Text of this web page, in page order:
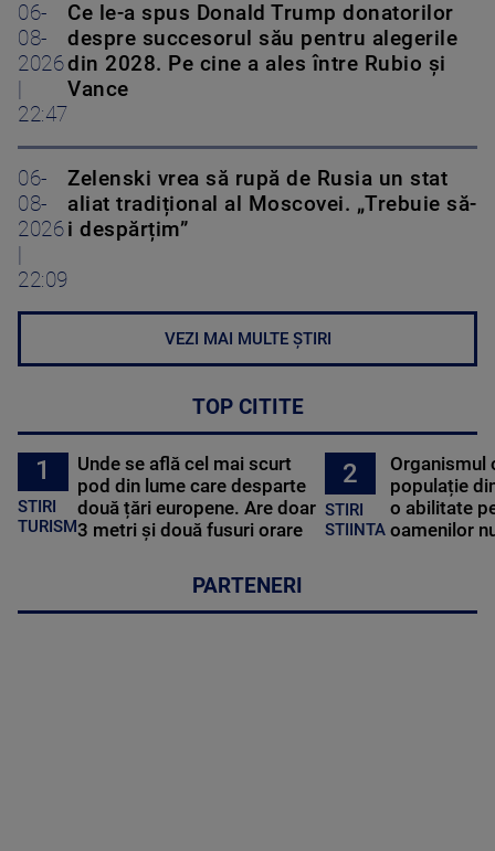
06-
08-
2026
22:47
Ce le-a spus Donald Trump donatorilor
despre succesorul său pentru alegerile
din 2028. Pe cine a ales între Rubio și
Vance
06-
08-
2026
22:09
Zelenski vrea să rupă de Rusia un stat
aliat tradițional al Moscovei. „Trebuie să-
i despărțim”
VEZI MAI MULTE ȘTIRI
TOP CITITE
1
STIRI
TURISM
Unde se află cel mai scurt
pod din lume care desparte
două țări europene. Are doar
3 metri și două fusuri orare
2
STIRI
STIINTA
Organismul
populație
o abilitate
oamenilor
PARTENERI